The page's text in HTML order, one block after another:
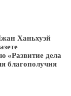
Ханьхуэй
«Развитие дела
благополучия